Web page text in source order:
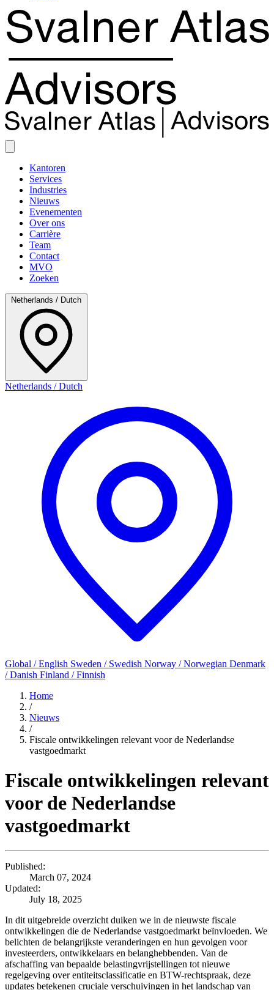
Kantoren
Services
Industries
Nieuws
Evenementen
Over ons
Carrière
Team
Contact
MVO
Zoeken
Netherlands / Dutch
Netherlands / Dutch
Global / English Sweden / Swedish Norway / Norwegian Denmark
/ Danish Finland / Finnish
Home
/
Nieuws
/
Fiscale ontwikkelingen relevant voor de Nederlandse
vastgoedmarkt
Fiscale ontwikkelingen relevant
voor de Nederlandse
vastgoedmarkt
Published:
March 07, 2024
Updated:
July 18, 2025
In dit uitgebreide overzicht duiken we in de nieuwste fiscale
ontwikkelingen die de Nederlandse vastgoedmarkt beïnvloeden. We
belichten de belangrijkste veranderingen en hun gevolgen voor
investeerders, ontwikkelaars en belanghebbenden. Van de
afschaffing van bepaalde belastingvrijstellingen tot nieuwe
regelgeving over entiteitsclassificatie en BTW-rechtspraak, deze
updates betekenen cruciale verschuivingen in het landschap van